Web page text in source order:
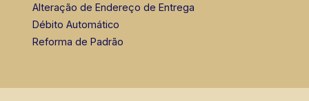
Alteração de Endereço de Entrega
Débito Automático
Reforma de Padrão